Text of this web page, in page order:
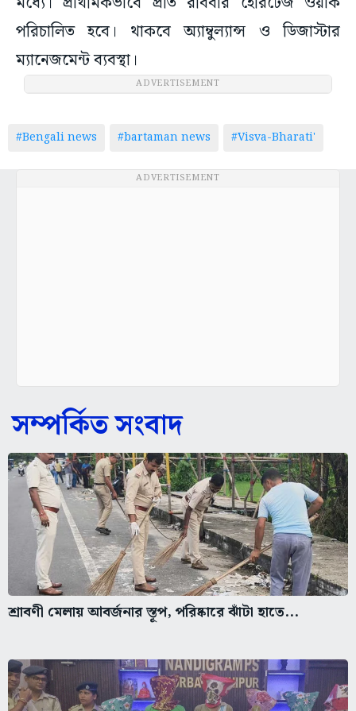
পরিচালিত হবে। থাকবে অ্যাম্বুল্যান্স ও ডিজাস্টার
ম্যানেজমেন্ট ব্যবস্থা।
ADVERTISEMENT
#Bengali news #bartaman news #Visva-Bharati'
ADVERTISEMENT
সম্পর্কিত সংবাদ
শ্রাবণী মেলায় আবর্জনার স্তূপ, পরিষ্কারে ঝাঁটা হাতে...